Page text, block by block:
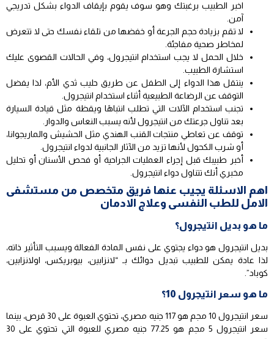
اخبر الطبيب برغبتك وهو سوف يقوم بإيقاف الدواء بشكل تدريجي
آمن.
لا تقم بزيادة حجم الجرعة أو خفضها من تلقاء نفسك حتى لا تتعرض
لمخاطر صحية مفاجئة.
خلال الحمل لا يجب استخدام انتيجرول، وفي الحالات القصوى عليك
استشارة الطبيب.
ينتقل هذا الدواء إلى الطفل عن طريق حليب ثدي الأم، لذا يفضل
التوقف عن الرضاعة الطبيعية أثناء استخدام انتيجرول.
تجنب استخدام الآلات التي تطلب انتباهًا ويقظة مثل قيادة السيارة
بعد تناول جرعتك من انتيجرول لأنه يسبب النعاس والدوار.
توقف عن تعاطي منتجات القنب الهندي مثل الحشيش والماريجوانا،
أو شرب الكحول لأنها تزيد من الآثار الجانبية لدواء انتيجرول.
أخبر طبيبك قبل إجراء العمليات الجراحية أو فحص الأسنان أو تحليل
مخبري أنك تتناول دواء انتيجرول.
اهم الاسئلة يجيب عنها فريق متخصص من مستشفى
الامل للطب النفسى وعلاج الادمان
ما هو بديل انتيجرول؟
بديل انتيجرول هو دواء يجتوي على نفس المادة الفعالة ويسبب التأثير ذاته،
لذا عادة يمكن للطبيب تبديل دوائك بـ “لانزابين، بيوبريكس، اولانزابين،
كوباد”.
ما هو سعر انتيجرول 10؟
سعر انتيجرول 10 مجم هو 117 جنيه مصري، تحتوي العبوة على 30 قرص، بينما
سعر انتيجرول 5 مجم هو 77.25 جنيه مصري للعبوة التي تحتوي على 30